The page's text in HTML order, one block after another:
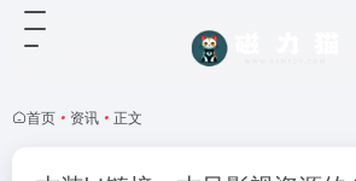
首页 • 资讯 • 正文